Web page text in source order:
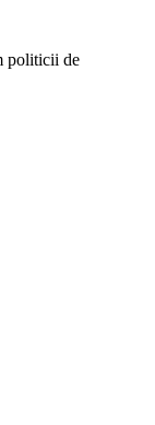
politicii de